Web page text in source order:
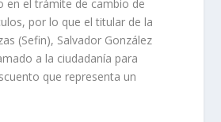
en el trámite de cambio de
por lo que el titular de la
(Sefin), Salvador González
a la ciudadanía para
que representa un